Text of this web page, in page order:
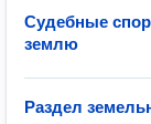
Судебные
землю
Раздел